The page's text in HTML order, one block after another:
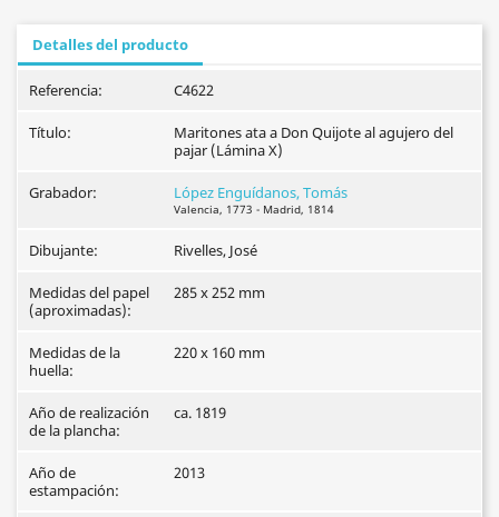
Detalles del producto
Referencia: C4622
Título:
Maritones ata a Don Quijote al agujero del
pajar (Lámina X)
Grabador: López Enguídanos, Tomás
Valencia, 1773 - Madrid, 1814
Dibujante: Rivelles, José
Medidas del papel
(aproximadas):
285 x 252 mm
Medidas de la
huella:
220 x 160 mm
Año de realización
de la plancha:
ca. 1819
Año de
estampación:
2013